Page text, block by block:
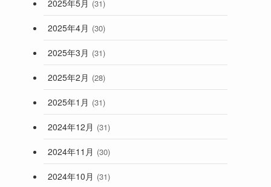
2025年5月 (31)
2025年4月 (30)
2025年3月 (31)
2025年2月 (28)
2025年1月 (31)
2024年12月 (31)
2024年11月 (30)
2024年10月 (31)